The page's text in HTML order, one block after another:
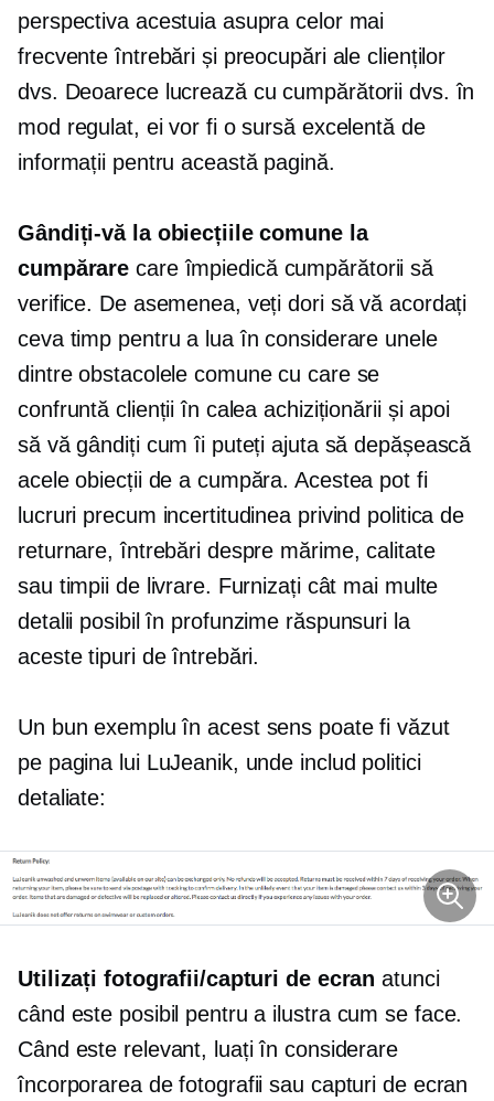
perspectiva acestuia asupra celor mai
frecvente întrebări și preocupări ale clienților
dvs. Deoarece lucrează cu cumpărătorii dvs. în
mod regulat, ei vor fi o sursă excelentă de
informații pentru această pagină.
Gândiți-vă la obiecțiile comune la
cumpărare care împiedică cumpărătorii să
verifice. De asemenea, veți dori să vă acordați
ceva timp pentru a lua în considerare unele
dintre obstacolele comune cu care se
confruntă clienții în calea achiziționării și apoi
să vă gândiți cum îi puteți ajuta să depășească
acele obiecții de a cumpăra. Acestea pot fi
lucruri precum incertitudinea privind politica de
returnare, întrebări despre mărime, calitate
sau timpii de livrare. Furnizați cât mai multe
detalii posibilîn profunzime răspunsuri la
aceste tipuri de întrebări.
Un bun exemplu în acest sens poate fi văzut
pe pagina lui LuJeanik, unde includ politici
detaliate:
Utilizați fotografii/capturi de ecran atunci
când este posibil pentru a ilustra cum se face.
Când este relevant, luați în considerare
încorporarea de fotografii sau capturi de ecran